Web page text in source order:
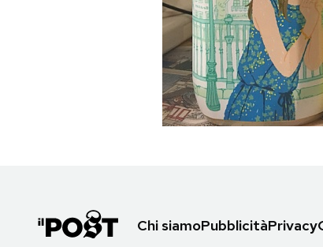
Altrecose
Mondiali calcio 2026
Chi siamoPubblicitàPrivacy